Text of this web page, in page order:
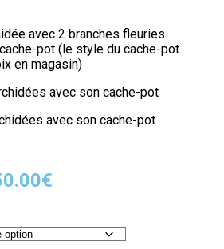
avec 2 branches fleuries
pot (le style du cache-pot
en magasin)
avec son cache-pot
avec son cache-pot
€